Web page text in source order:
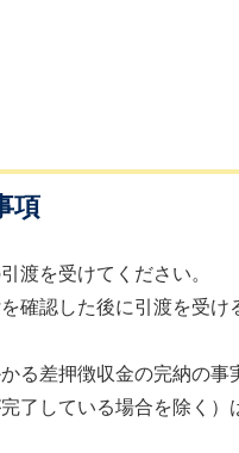
項
渡を受けてください。
確認した後に引渡を受け
る差押徴収金の完納の事
了している場合を除く）